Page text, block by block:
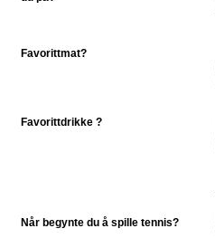
Favorittmat?
Favorittdrikke ?
Når begynte du å spille tennis?